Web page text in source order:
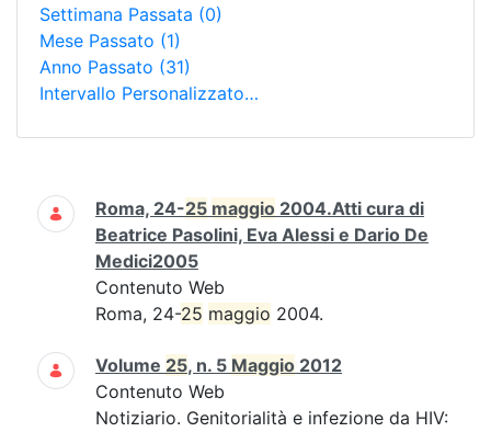
Settimana Passata (0)
Mese Passato (1)
Anno Passato (31)
Intervallo Personalizzato…
Ricerca
Roma, 24-25 maggio 2004.Atti cura di
Beatrice Pasolini, Eva Alessi e Dario De
Medici2005
Contenuto Web
Roma, 24-25 maggio 2004.
Volume 25, n. 5 Maggio 2012
Contenuto Web
Notiziario. Genitorialità e infezione da HIV: